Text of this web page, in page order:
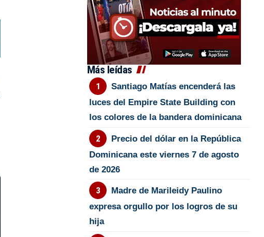
Más leídas
Santiago Matías encenderá las
luces del Empire State Building con
los colores de la bandera dominicana
Precio del dólar en la República
Dominicana este viernes 7 de agosto
de 2026
Madre de Marileidy Paulino
expresa orgullo por los logros de su
hija